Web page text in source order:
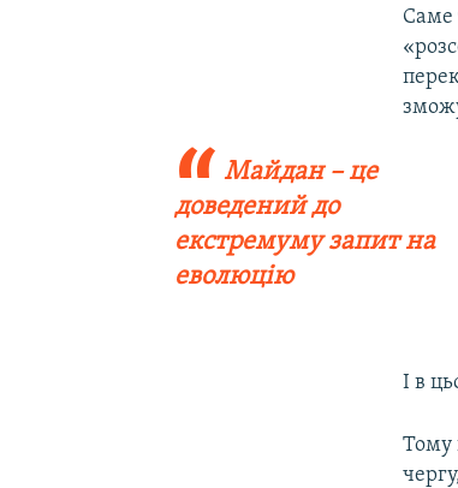
Саме
Майдан – це
доведений до
екстремуму запит на
еволюцію
І в
Тому